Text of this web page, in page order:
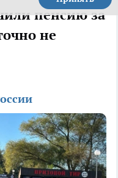
пенсию за
не